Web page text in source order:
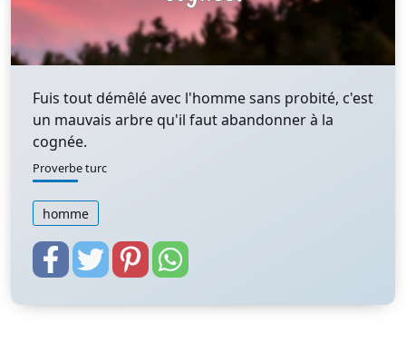
Fuis tout démêlé avec l'homme sans probité, c'est
un mauvais arbre qu'il faut abandonner à la
cognée.
Proverbe turc
homme